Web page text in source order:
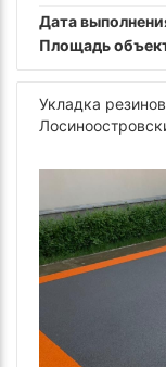
Дата
Площадь
Укладка